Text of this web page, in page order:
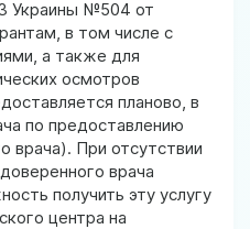
Украины №504 от
в том числе с
а также для
осмотров
планово, в
по предоставлению
врача). При отсутствии
врача
получить эту услугу
центра на